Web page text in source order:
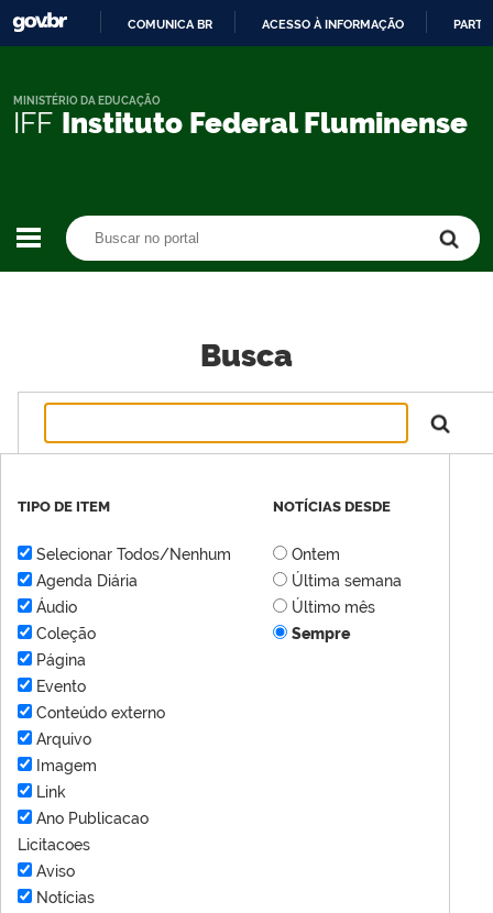
CONTEÚDO
COMUNICA BR ACESSO À INFORMAÇÃO
IFF Instituto Federal Fluminense
MINISTÉRIO DA EDUCAÇÃO
Busca
TIPO DE ITEM
Selecionar Todos/Nenhum
Agenda Diária
Áudio
Coleção
Página
Evento
Conteúdo externo
Arquivo
Imagem
Link
Ano Publicacao
Licitacoes
Aviso
Notícias
NOTÍCIAS DESDE
Ontem
Última semana
Último mês
Sempre